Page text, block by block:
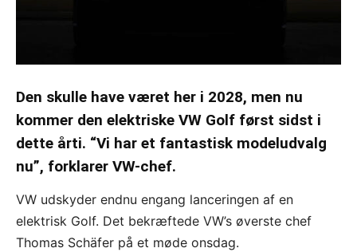
Den skulle have været her i 2028, men nu
kommer den elektriske VW Golf først sidst i
dette årti. “Vi har et fantastisk modeludvalg
nu”, forklarer VW-chef.
VW udskyder endnu engang lanceringen af en
elektrisk Golf. Det bekræftede VW’s øverste chef
Thomas Schäfer på et møde onsdag.